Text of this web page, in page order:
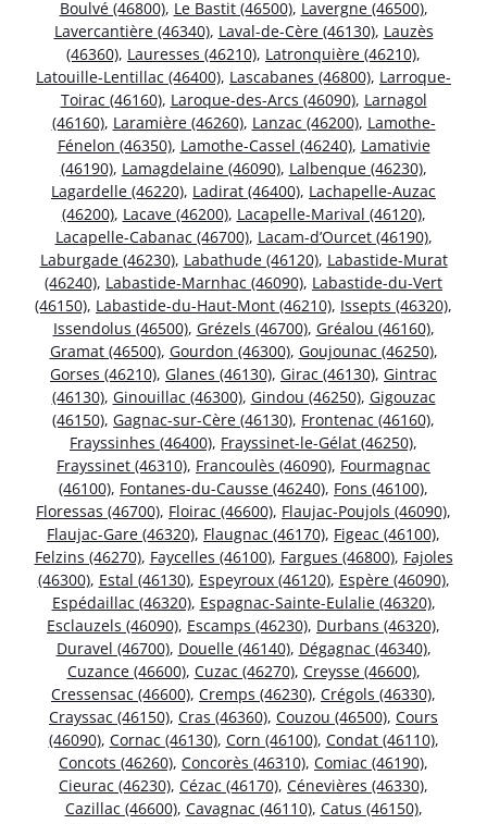
Boulvé (46800), Le Bastit (46500), Lavergne (46500),
Lavercantière (46340), Laval-de-Cère (46130), Lauzès
(46360), Lauresses (46210), Latronquière (46210),
Latouille-Lentillac (46400), Lascabanes (46800), Larroque-
Toirac (46160), Laroque-des-Arcs (46090), Larnagol
(46160), Laramière (46260), Lanzac (46200), Lamothe-
Fénelon (46350), Lamothe-Cassel (46240), Lamativie
(46190), Lamagdelaine (46090), Lalbenque (46230),
Lagardelle (46220), Ladirat (46400), Lachapelle-Auzac
(46200), Lacave (46200), Lacapelle-Marival (46120),
Lacapelle-Cabanac (46700), Lacam-d’Ourcet (46190),
Laburgade (46230), Labathude (46120), Labastide-Murat
(46240), Labastide-Marnhac (46090), Labastide-du-Vert
(46150), Labastide-du-Haut-Mont (46210), Issepts (46320),
Issendolus (46500), Grézels (46700), Gréalou (46160),
Gramat (46500), Gourdon (46300), Goujounac (46250),
Gorses (46210), Glanes (46130), Girac (46130), Gintrac
(46130), Ginouillac (46300), Gindou (46250), Gigouzac
(46150), Gagnac-sur-Cère (46130), Frontenac (46160),
Frayssinhes (46400), Frayssinet-le-Gélat (46250),
Frayssinet (46310), Francoulès (46090), Fourmagnac
(46100), Fontanes-du-Causse (46240), Fons (46100),
Floressas (46700), Floirac (46600), Flaujac-Poujols (46090),
Flaujac-Gare (46320), Flaugnac (46170), Figeac (46100),
Felzins (46270), Faycelles (46100), Fargues (46800), Fajoles
(46300), Estal (46130), Espeyroux (46120), Espère (46090),
Espédaillac (46320), Espagnac-Sainte-Eulalie (46320),
Esclauzels (46090), Escamps (46230), Durbans (46320),
Duravel (46700), Douelle (46140), Dégagnac (46340),
Cuzance (46600), Cuzac (46270), Creysse (46600),
Cressensac (46600), Cremps (46230), Crégols (46330),
Crayssac (46150), Cras (46360), Couzou (46500), Cours
(46090), Cornac (46130), Corn (46100), Condat (46110),
Concots (46260), Concorès (46310), Comiac (46190),
Cieurac (46230), Cézac (46170), Cénevières (46330),
Cazillac (46600), Cavagnac (46110), Catus (46150),